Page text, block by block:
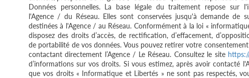
Données personnelles. La base légale du traitement repose sur
l'Agence / du Réseau. Elles sont conservées jusqu'à demande de
destinées à l'Agence / au Réseau. Conformément à la loi «
disposez des droits d’accès, de rectification, d’effacement,
de portabilité de vos données. Vous pouvez retirer votre
contactant directement l’Agence / Le Réseau. Consultez le site
d’informations sur vos droits. Si vous estimez, après avoir contacté
que vos droits « Informatique et Libertés » ne sont pas respectés,